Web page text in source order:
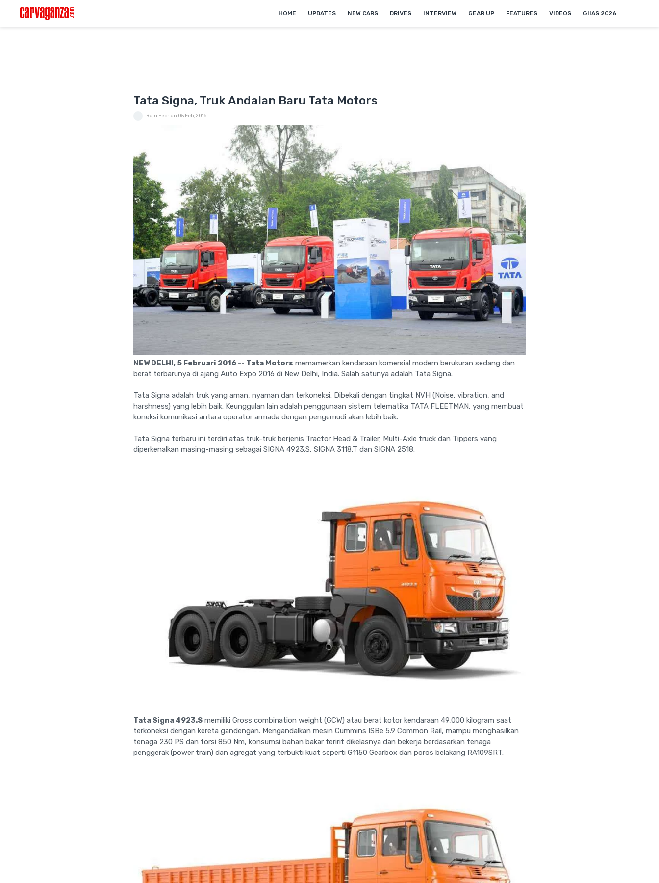
HOME UPDATES NEW CARS DRIVES INTERVIEW GEAR UP FEATURES VIDEOS GIIAS 2026
Tata Signa, Truk Andalan Baru Tata Motors
Raju Febrian 05 Feb, 2016
NEW DELHI, 5 Februari 2016 -- Tata Motors memamerkan kendaraan komersial modern berukuran sedang dan
berat terbarunya di ajang Auto Expo 2016 di New Delhi, India. Salah satunya adalah Tata Signa.
Tata Signa adalah truk yang aman, nyaman dan terkoneksi. Dibekali dengan tingkat NVH (Noise, vibration, and
harshness) yang lebih baik. Keunggulan lain adalah penggunaan sistem telematika TATA FLEETMAN, yang membuat
koneksi komunikasi antara operator armada dengan pengemudi akan lebih baik.
Tata Signa terbaru ini terdiri atas truk-truk berjenis Tractor Head & Trailer, Multi-Axle truck dan Tippers yang
diperkenalkan masing-masing sebagai SIGNA 4923.S, SIGNA 3118.T dan SIGNA 2518.
Tata Signa 4923.S memiliki Gross combination weight (GCW) atau berat kotor kendaraan 49,000 kilogram saat
terkoneksi dengan kereta gandengan. Mengandalkan mesin Cummins ISBe 5.9 Common Rail, mampu menghasilkan
tenaga 230 PS dan torsi 850 Nm, konsumsi bahan bakar teririt dikelasnya dan bekerja berdasarkan tenaga
penggerak (power train) dan agregat yang terbukti kuat seperti G1150 Gearbox dan poros belakang RA109SRT.